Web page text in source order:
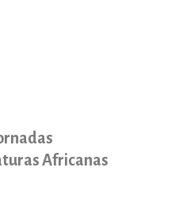
Africanas